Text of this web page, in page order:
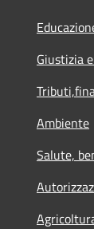
Giustizia
Ambiente
Salute,